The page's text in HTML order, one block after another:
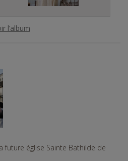
l’album
future église Sainte Bathilde de